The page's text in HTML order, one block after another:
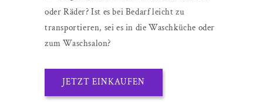
oder Räder? Ist es bei Bedarf leicht zu
transportieren, sei es in die Waschküche oder
zum Waschsalon?
JETZT EINKAUFEN